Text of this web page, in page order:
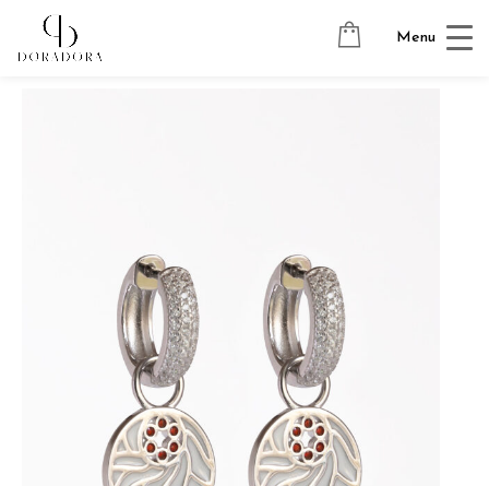
Menu
Avaleht Ripatsitega kõrvarõngad
LUCKY METAL WHITE